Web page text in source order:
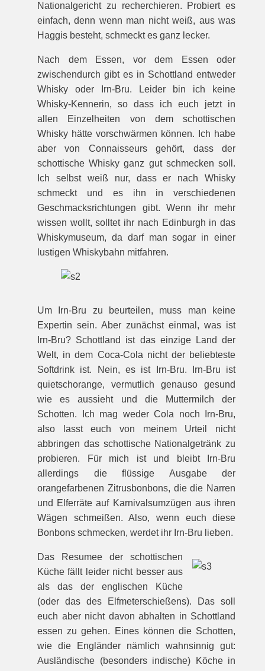
Nationalgericht zu recherchieren. Probiert es
einfach, denn wenn man nicht weiß, aus was
Haggis besteht, schmeckt es ganz lecker.
Nach dem Essen, vor dem Essen oder
zwischendurch gibt es in Schottland entweder
Whisky oder Irn-Bru. Leider bin ich keine
Whisky-Kennerin, so dass ich euch jetzt in
allen Einzelheiten von dem schottischen
Whisky hätte vorschwärmen können. Ich habe
aber von Connaisseurs gehört, dass der
schottische Whisky ganz gut schmecken soll.
Ich selbst weiß nur, dass er nach Whisky
schmeckt und es ihn in verschiedenen
Geschmacksrichtungen gibt. Wenn ihr mehr
wissen wollt, solltet ihr nach Edinburgh in das
Whiskymuseum, da darf man sogar in einer
lustigen Whiskybahn mitfahren.
Um Irn-Bru zu beurteilen, muss man keine
Expertin sein. Aber zunächst einmal, was ist
Irn-Bru? Schottland ist das einzige Land der
Welt, in dem Coca-Cola nicht der beliebteste
Softdrink ist. Nein, es ist Irn-Bru. Irn-Bru ist
quietschorange, vermutlich genauso gesund
wie es aussieht und die Muttermilch der
Schotten. Ich mag weder Cola noch Irn-Bru,
also lasst euch von meinem Urteil nicht
abbringen das schottische Nationalgetränk zu
probieren. Für mich ist und bleibt Irn-Bru
allerdings die flüssige Ausgabe der
orangefarbenen Zitrusbonbons, die die Narren
und Elferräte auf Karnivalsumzügen aus ihren
Wägen schmeißen. Also, wenn euch diese
Bonbons schmecken, werdet ihr Irn-Bru lieben.
Das Resumee der schottischen
Küche fällt leider nicht besser aus
als das der englischen Küche
(oder das des Elfmeterschießens). Das soll
euch aber nicht davon abhalten in Schottland
essen zu gehen. Eines können die Schotten,
wie die Engländer nämlich wahnsinnig gut:
Ausländische (besonders indische) Köche in